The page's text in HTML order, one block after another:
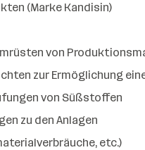
(Marke Kandisin)
von
zur Ermöglichung
von Süßstoffen
zu den Anlagen
etc.)